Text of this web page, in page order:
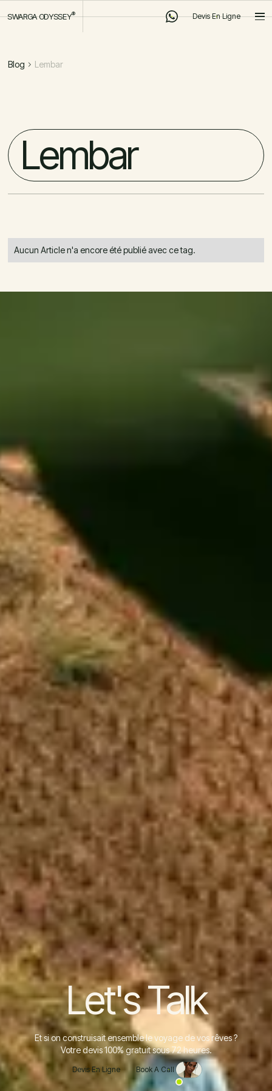
SWARGA ODYSSEY®
Devis En Ligne
SWARGA ODYSSEY®
Devis En Ligne
Blog Lembar
Lembar
Aucun Article n'a encore été publié avec ce tag.
Let's Talk
Et si on construisait ensemble le voyage de vos rêves ?
Votre devis 100% gratuit sous 72 heures.
Devis En Ligne
Devis En Ligne
Book A Call
Book A Call